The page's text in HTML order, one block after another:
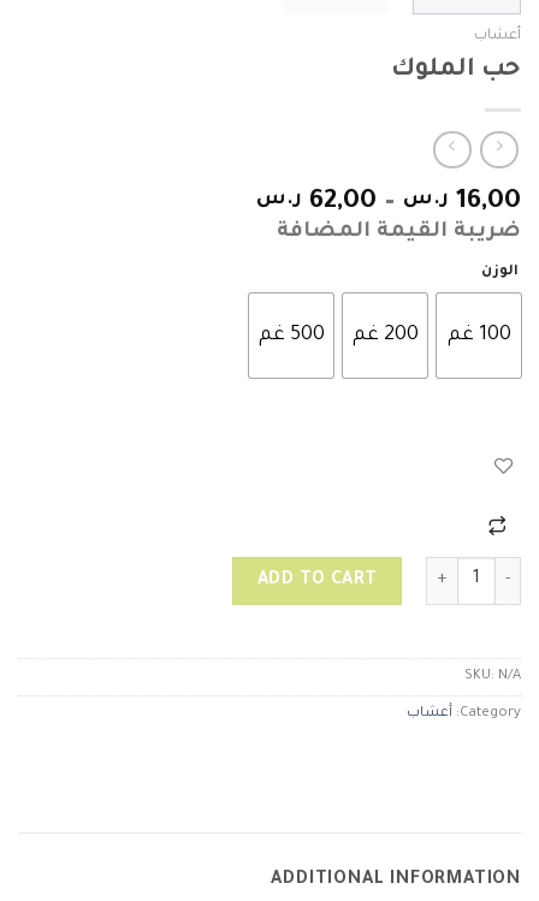
أعشاب
حب الملوك
16,00 ر.س –
62,00 ر.س
ضريبة القيمة المضافة
الوزن
100 غم 200 غم 500 غم
حب الملوك quantity
ADD TO CART
SKU: N/A
Category: أعشاب
ADDITIONAL INFORMATION